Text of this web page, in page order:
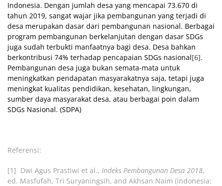
Indonesia. Dengan jumlah desa yang mencapai 73.670 di
tahun 2019, sangat wajar jika pembangunan yang terjadi di
desa merupakan dasar dari pembangunan nasional. Berbagai
program pembangunan berkelanjutan dengan dasar SDGs
juga sudah terbukti manfaatnya bagi desa. Desa bahkan
berkontribusi 74% terhadap pencapaian SDGs nasional[6].
Pembangunan desa juga bukan semata-mata untuk
meningkatkan pendapatan masyarakatnya saja, tetapi juga
meningkat kualitas pendidikan, kesehatan, lingkungan,
sumber daya masyarakat desa, atau berbagai poin dalam
SDGs Nasional. (SDPA)
Referensi:
[1] Dwi Agus Prastiwi et al., Indeks Pembangunan Desa 2018,
ed. Masfufah, Tri Suryaningsih, and Akhsan Naim (indonesia: